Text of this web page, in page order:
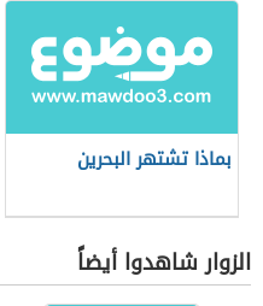
بماذا تشتهر البحرين
الزوار شاهدوا أيضاً